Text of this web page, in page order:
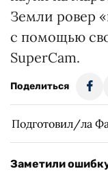
Земли ровер
с помощью
SuperCam.
Поделиться
Подготовил/ла
Заметили